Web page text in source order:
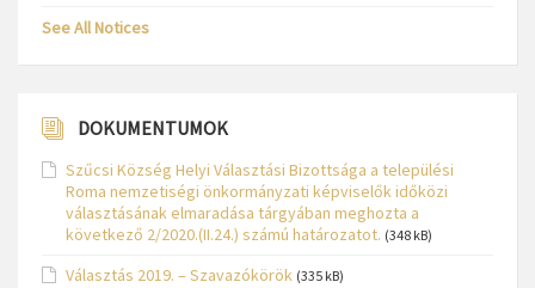
See All Notices
DOKUMENTUMOK
Szűcsi Község Helyi Választási Bizottsága a települési
Roma nemzetiségi önkormányzati képviselők időközi
választásának elmaradása tárgyában meghozta a
következő 2/2020.(II.24.) számú határozatot. (348 kB)
Választás 2019. – Szavazókörök (335 kB)